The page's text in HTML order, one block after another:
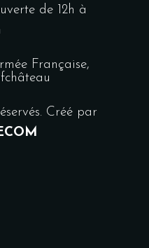
de 12h à
Française,
Créé par